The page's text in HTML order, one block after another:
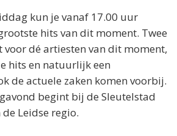
kun je vanaf 17.00 uur
hits van dit moment. Twee
dé artiesten van dit moment,
hits en natuurlijk een
de actuele zaken komen voorbij.
begint bij de Sleutelstad
Leidse regio.